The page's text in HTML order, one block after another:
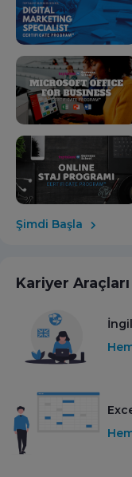
Şimdi Başla
Kariyer Araçları